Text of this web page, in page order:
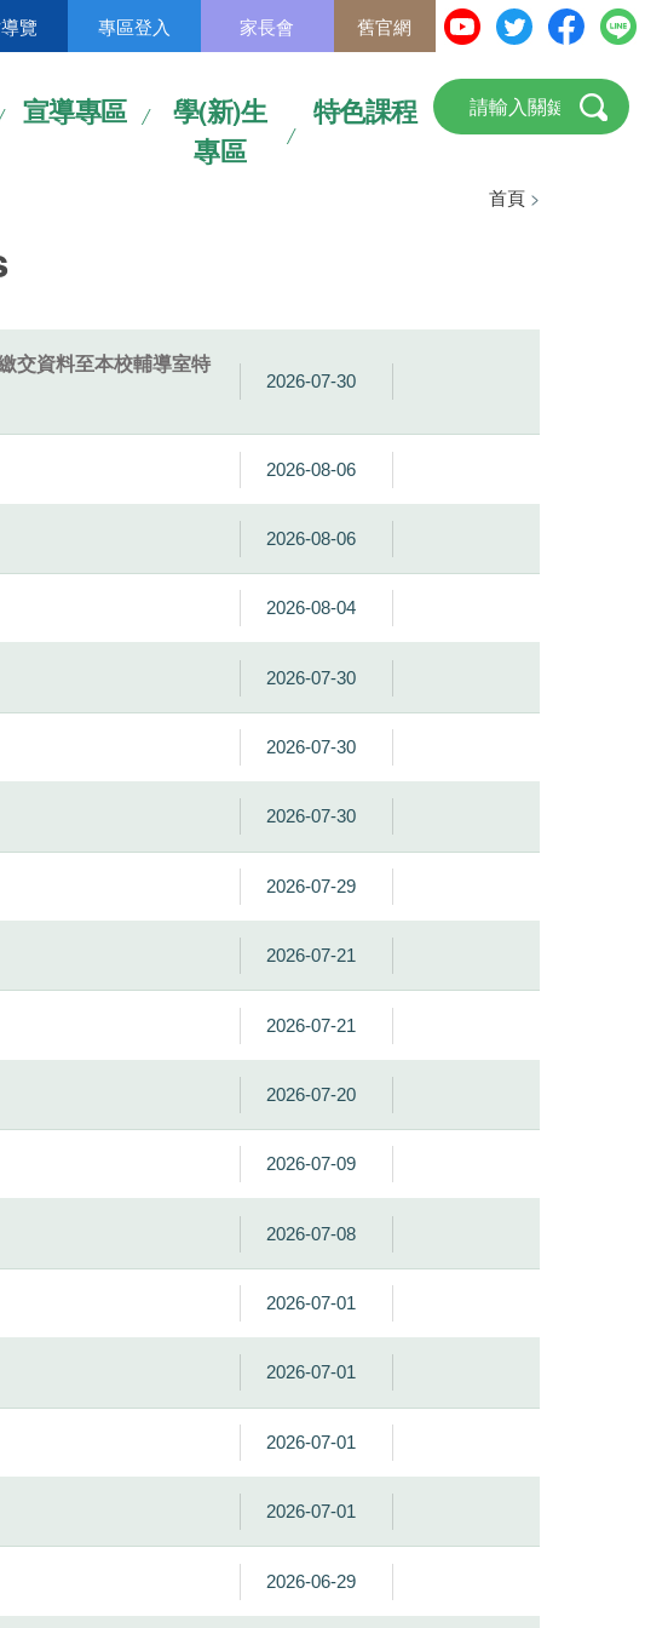
覽 專區登入 家長會 舊官網
宣導專區
學(新)生
專區
特色課程
首頁 >
2026-07-30
交資料至本校輔導室特
2026-08-06
2026-08-06
2026-08-04
2026-07-30
2026-07-30
2026-07-30
2026-07-29
2026-07-21
2026-07-21
2026-07-20
2026-07-09
2026-07-08
2026-07-01
2026-07-01
2026-07-01
2026-07-01
2026-06-29